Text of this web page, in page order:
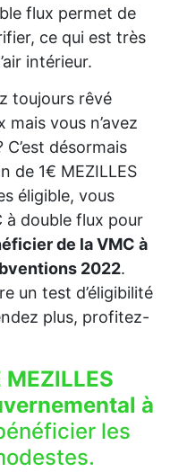
flux permet de
ce qui est très
intérieur.
toujours rêvé
mais vous n’avez
désormais
de 1€ MEZILLES
éligible, vous
à double flux pour
de la VMC à
2022.
un test d’éligibilité
plus, profitez-
à
les